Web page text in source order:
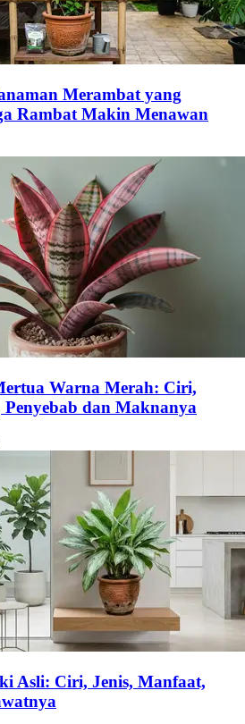
Merambat yang
Rambat Makin Menawan
Warna Merah: Ciri,
dan Maknanya
Asli: Ciri, Jenis, Manfaat,